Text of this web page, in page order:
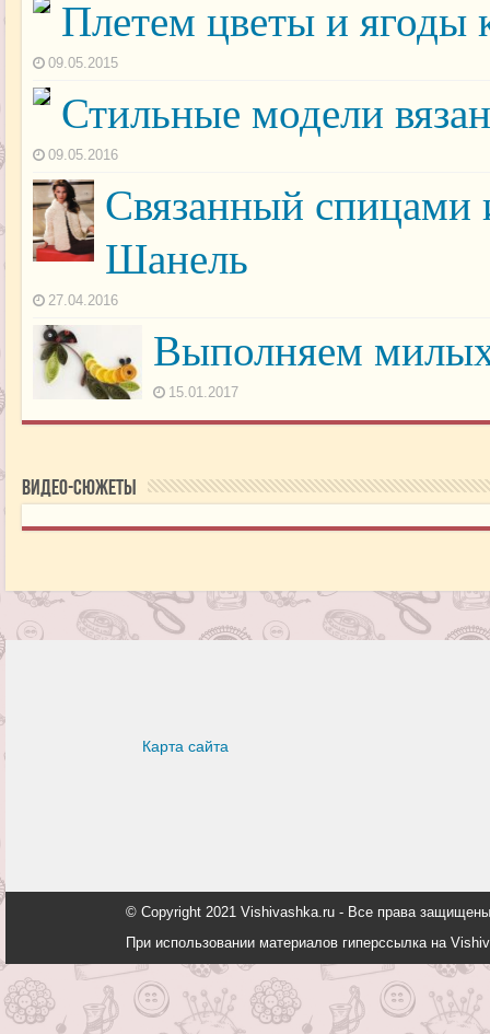
Плетем цветы и ягоды
09.05.2015
Стильные модели
09.05.2016
Связанный спицами
Шанель
27.04.2016
Выполняем милых
15.01.2017
Видео-сюжеты
Карта сайта
© Copyright 2021 Vishivashka.ru - Все права
При использовании материалов гиперссылка на